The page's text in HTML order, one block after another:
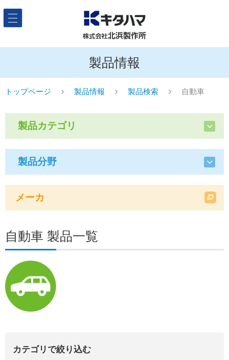
製品情報
トップページ 製品情報 製品検索 自動車
製品カテゴリ
製品分野
メーカ
自動車 製品一覧
カテゴリで絞り込む